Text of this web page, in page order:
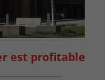
est profitable